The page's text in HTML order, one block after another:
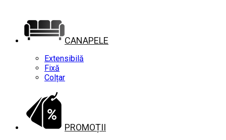
CANAPELE
Extensibilă
Fixă
Colțar
PROMOȚII